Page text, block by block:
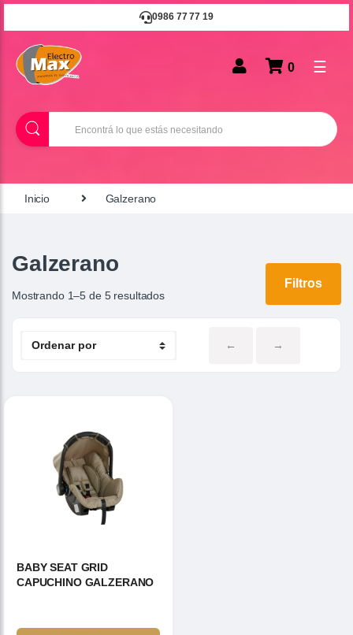
0986 77 77 19
B
u
0 ☰
Inicio Galzerano
Galzerano
Mostrando 1–5 de 5 resultados
Filtros
← →
BABY SEAT GRID
CAPUCHINO GALZERANO